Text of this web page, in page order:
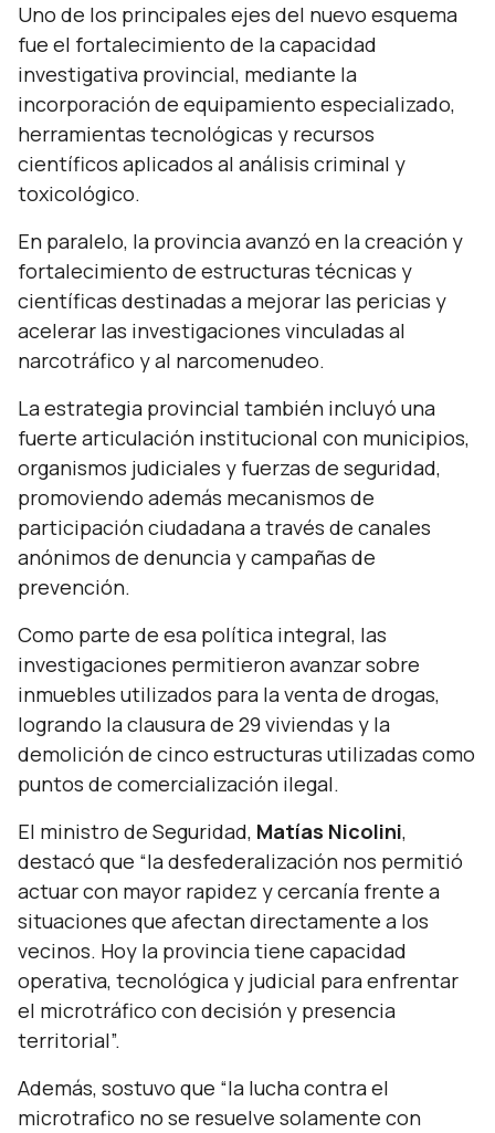
Uno de los principales ejes del nuevo esquema
fue el fortalecimiento de la capacidad
investigativa provincial, mediante la
incorporación de equipamiento especializado,
herramientas tecnológicas y recursos
científicos aplicados al análisis criminal y
toxicológico.
En paralelo, la provincia avanzó en la creación y
fortalecimiento de estructuras técnicas y
científicas destinadas a mejorar las pericias y
acelerar las investigaciones vinculadas al
narcotráfico y al narcomenudeo.
La estrategia provincial también incluyó una
fuerte articulación institucional con municipios,
organismos judiciales y fuerzas de seguridad,
promoviendo además mecanismos de
participación ciudadana a través de canales
anónimos de denuncia y campañas de
prevención.
Como parte de esa política integral, las
investigaciones permitieron avanzar sobre
inmuebles utilizados para la venta de drogas,
logrando la clausura de 29 viviendas y la
demolición de cinco estructuras utilizadas como
puntos de comercialización ilegal.
El ministro de Seguridad, Matías Nicolini,
destacó que “la desfederalización nos permitió
actuar con mayor rapidez y cercanía frente a
situaciones que afectan directamente a los
vecinos. Hoy la provincia tiene capacidad
operativa, tecnológica y judicial para enfrentar
el microtráfico con decisión y presencia
territorial”.
Además, sostuvo que “la lucha contra el
microtrafico no se resuelve solamente con